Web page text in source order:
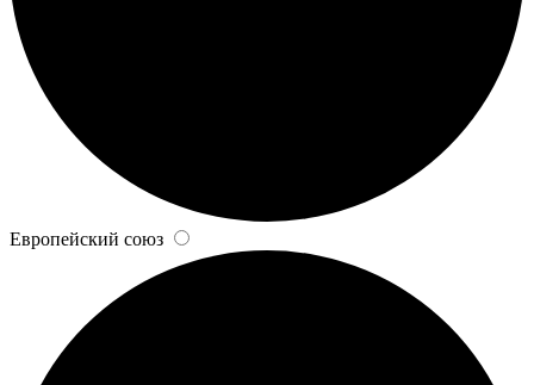
Европейский союз